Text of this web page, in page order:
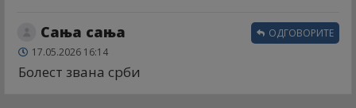
Сања сања
17.05.2026 16:14
Болест звана срби
ОДГОВОРИТЕ